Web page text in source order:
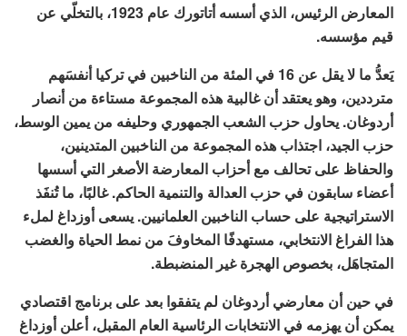
المعارض الرئيس، الذي أسسه أتاتورك عام 1923، بالتخلّي عن
قيم مؤسسه.
يَعدُّ ما لا يقل عن 16 في المئة من الناخبين في تركيا أنفسَهم
مترددين، وهو يعتقد أن غالبية هذه المجموعة مستاءة من أنصار
أردوغان. يحاول حزب الشعب الجمهوري وحليفه من يمين الوسط،
حزب الجيد، اجتذاب هذه المجموعة من الناخبين المتدينين،
والحفاظ على تحالف مع أحزاب المعارضة الأصغر التي أسسها
أعضاء سابقون في حزب العدالة والتنمية الحاكم. غالبًا، ما تُنفَذ
الاستراتيجية على حساب الناخبين العلمانيين. يسعى أوزداغ لملء
هذا الفراغ الانتخابي، مستهدفًا المخاوفَ من نمط الحياة والغضب
المتجاهَل، بخصوص الهجرة غير المنضبطة.
في حين أن معارضي أردوغان لم يتفقوا بعد على برنامج اقتصادي
يمكن أن يهزمه في الانتخابات الرئاسية العام المقبل، أعلن أوزداغ